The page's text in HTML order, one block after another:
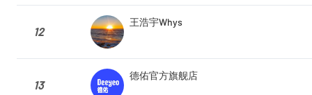
12
王浩宇Whys
13
德佑官方旗舰店